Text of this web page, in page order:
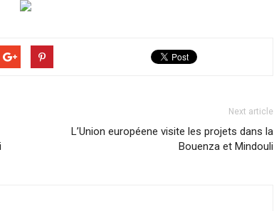
Next article
L’Union européene visite les projets dans la
Bouenza et Mindouli